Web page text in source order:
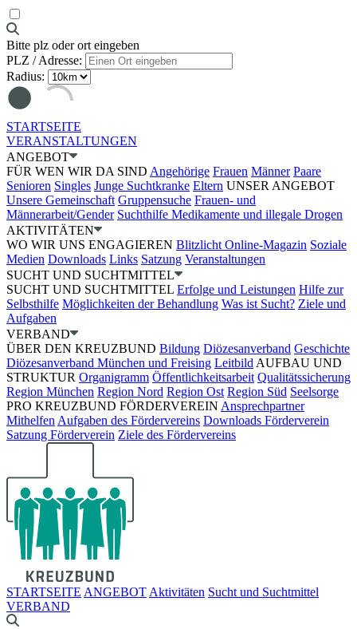
Bitte plz oder ort eingeben
PLZ / Adresse:
Radius:
STARTSEITE
VERANSTALTUNGEN
ANGEBOT
FÜR WEN WIR DA SIND Angehörige Frauen Männer Paare
Senioren Singles Junge Suchtkranke Eltern UNSER ANGEBOT
Unsere Gemeinschaft Gruppensuche Frauen- und
Männerarbeit/Gender Suchthilfe Medikamente und illegale Drogen
AKTIVITÄTEN
WO WIR UNS ENGAGIEREN Blitzlicht Online-Magazin Soziale
Medien Downloads Links Satzung Veranstaltungen
SUCHT UND SUCHTMITTEL
SUCHT UND SUCHTMITTEL Erfolge und Leistungen Hilfe zur
Selbsthilfe Möglichkeiten der Behandlung Was ist Sucht? Ziele und
Aufgaben
VERBAND
ÜBER DEN KREUZBUND Bildung Diözesanverband Geschichte
Diözesanverband München und Freising Leitbild AUFBAU UND
STRUKTUR Organigramm Öffentlichkeitsarbeit Qualitätssicherung
Region München Region Nord Region Ost Region Süd Seelsorge
PRO KREUZBUND FÖRDERVEREIN Ansprechpartner
Mithelfen Aufgaben des Fördervereins Downloads Förderverein
Satzung Förderverein Ziele des Fördervereins
STARTSEITE ANGEBOT Aktivitäten Sucht und Suchtmittel
VERBAND